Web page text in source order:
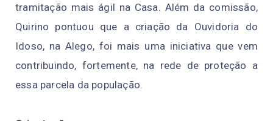
tramitação mais ágil na Casa. Além da comissão,
Quirino pontuou que a criação da Ouvidoria do
Idoso, na Alego, foi mais uma iniciativa que vem
contribuindo, fortemente, na rede de proteção a
essa parcela da população.